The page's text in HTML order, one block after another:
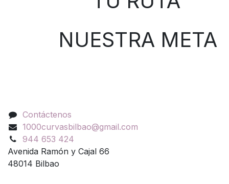
NUESTRA META
Contáctenos
1000curvasbilbao@gmail.com
944 653 424
Avenida Ramón y Cajal 66
48014 Bilbao